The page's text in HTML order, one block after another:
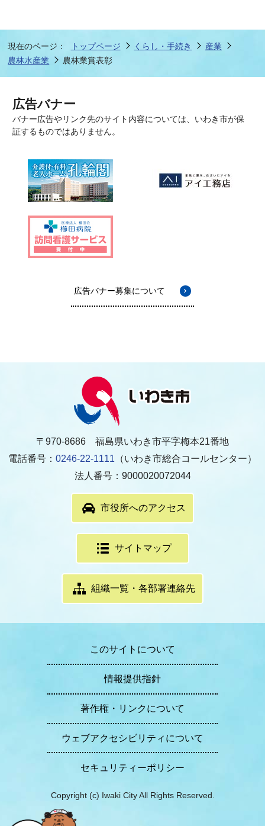
現在のページ： トップページ くらし・手続き
産業
農林水産業
農林業賞表彰
広告バナー
バナー広告やリンク先のサイト内容については、いわき市が保
証するものではありません。
広告バナー募集について
〒970-8686 福島県いわき市平字梅本21番地
電話番号： 0246-22-1111 （いわき市総合コールセンター）
法人番号：9000020072044
市役所へのアクセス
サイトマップ
組織一覧・各部署連絡先
このサイトについて
情報提供指針
著作権・リンクについて
ウェブアクセシビリティについて
セキュリティーポリシー
Copyright (c) Iwaki City All Rights Reserved.